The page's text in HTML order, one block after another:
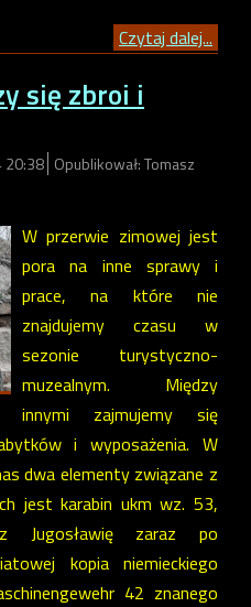
Czytaj dalej...
się zbroi i
20:38 Opublikował: Tomasz
W przerwie zimowej jest
pora na inne sprawy i
prace, na które nie
znajdujemy czasu w
sezonie turystyczno-
muzealnym. Między
innymi zajmujemy się
i wyposażenia. W
dwa elementy związane z
jest karabin ukm wz. 53,
Jugosławię zaraz po
kopia niemieckiego
42 znanego